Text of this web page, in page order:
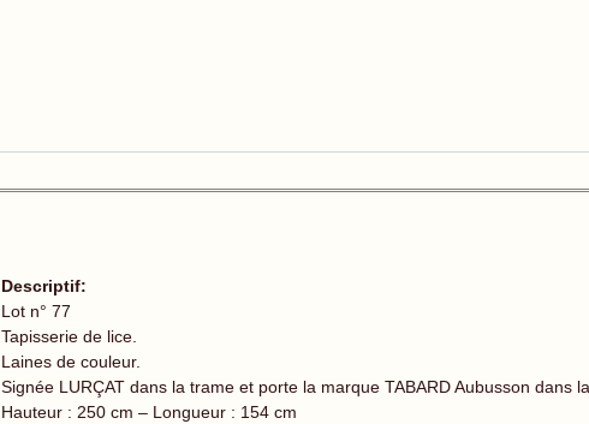
Descriptif:
Lot n° 77
Tapisserie de lice.
Laines de couleur.
Signée LURÇAT dans la trame et porte la marque TABARD Aubusson dans
Hauteur : 250 cm – Longueur : 154 cm